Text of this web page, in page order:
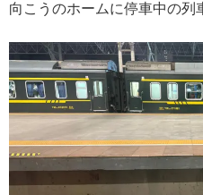
向こうのホームに停車中の列